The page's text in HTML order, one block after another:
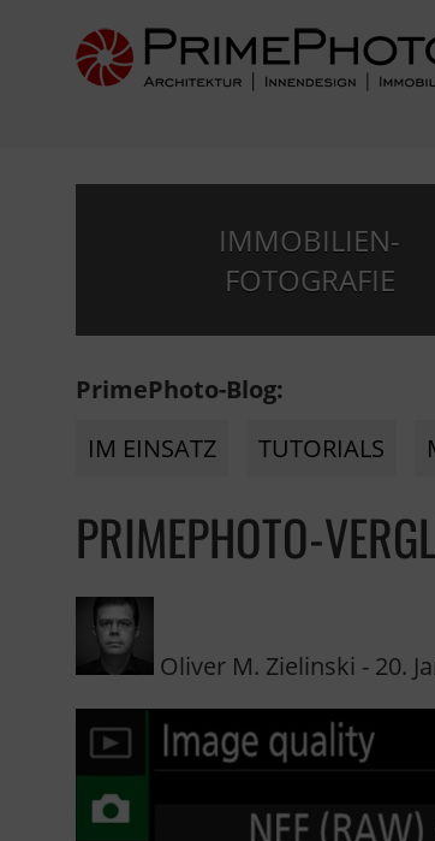
IMMOBILIEN-
FOTOGRAFIE
PrimePhoto-Blog:
IM EINSATZ
TUTORIALS
PRIMEPHOTO-
Oliver M. Zielinski - 20.